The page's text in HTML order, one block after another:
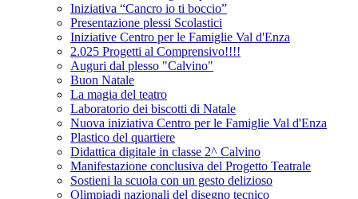
Iniziativa “Cancro io ti boccio”
Presentazione plessi Scolastici
Iniziative Centro per le Famiglie Val d'Enza
2.025 Progetti al Comprensivo!!!!
Auguri dal plesso "Calvino"
Buon Natale
La magia del teatro
Laboratorio dei biscotti di Natale
Nuova iniziativa Centro per le Famiglie Val d'Enza
Plastico del quartiere
Didattica digitale in classe 2^ Calvino
Manifestazione conclusiva del Progetto Teatrale
Sostieni la scuola con un gesto delizioso
Olimpiadi nazionali del disegno tecnico